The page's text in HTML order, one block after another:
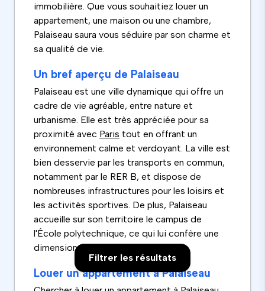
Filtrer les résultats
immobilière. Que vous souhaitiez louer un
appartement, une maison ou une chambre,
Palaiseau saura vous séduire par son charme et
sa qualité de vie.
Un bref aperçu de Palaiseau
Palaiseau est une ville dynamique qui offre un
cadre de vie agréable, entre nature et
urbanisme. Elle est très appréciée pour sa
proximité avec Paris tout en offrant un
environnement calme et verdoyant. La ville est
bien desservie par les transports en commun,
notamment par le RER B, et dispose de
nombreuses infrastructures pour les loisirs et
les activités sportives. De plus, Palaiseau
accueille sur son territoire le campus de
l'École polytechnique, ce qui lui confère une
dimension étudiante et dynamique.
Louer un appartement à Palaiseau